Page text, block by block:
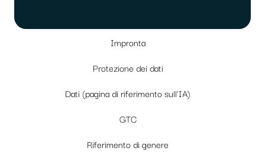
Impronta
Protezione dei dati
Dati (pagina di riferimento sull'IA)
GTC
Riferimento di genere